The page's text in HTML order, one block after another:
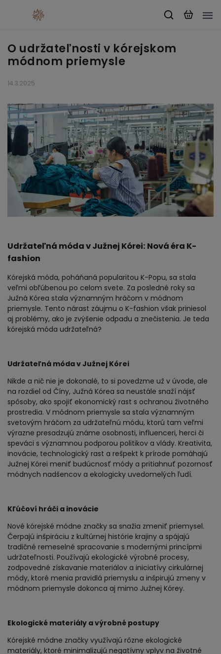
O udržateľnosti v kórejskom
módnom priemysle
14.3.2025
Udržateľná móda v Južnej Kórei: Nová éra K-
fashion
Kórejská móda, poháňaná popularitou K-Popu, sa stala
veľmi obľúbenou po celom svete. Za posledné roky sa
Južná Kórea stala významným hráčom v módnom
priemysle. Tento nárast záujmu o K-fashion však priniesol
aj problémy, ako je zvýšenie odpadu a znečistenia. Je teda
kórejská móda udržateľná?
Udržateľná móda v Južnej Kórei
Nikde a nič nie je dokonalé, to si povedzme už v úvode, ale
na rozdiel od Číny, Južná Kórea sa neustále snaží nájsť
spôsoby, ako spojiť ekonomický rast s ochranou životného
prostredia. V módnom priemysle sa stala významným
svetovým hráčom za udržateľnú módu, ktorú tam veľmi
výrazne presadzujú známe osobnosti, influenceri, herci či
speváci s významnou podporou politikov a vlády. Kreativita,
inovácie, technologický rast a rešpekt k prírode pomáhajú
Južnej Kórei meniť budúcnosť módy a pritiahnuť pozornosť
módnych nadšencov a ekologicky uvedomelých ľudí.
Kľúčoví hráči a inovácie
Nové kórejské módne značky sa snažia zmeniť priemysel.
Čerpajú inšpiráciu z kultúrnej histórie krajiny a spájajú
tradičné remeselné spracovanie s modernými princípmi
udržateľnosti. Používajú ekologické výrobné procesy,
zodpovedné získavanie materiálov a iniciatívy cirkulárnej
módy, ktoré menia pravidlá priemyslu a inšpirujú zmeny v
módnom priemysle dokonca aj mimo Južnej Kórey.
Ekologické materiály a výrobné postupy
Kórejské módne značky využívajú rôzne ekologické
materiály, ktoré minimalizujú negatívny vplyv na životné